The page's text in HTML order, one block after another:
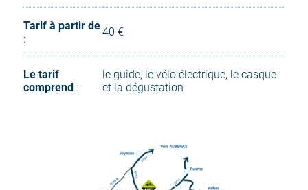
Tarif à partir de
:
40 €
Le tarif
comprend :
le guide, le vélo électrique, le casque
et la dégustation